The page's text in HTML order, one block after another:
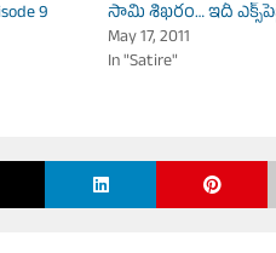
9
సామి శిఖరం… ఇదీ
May 17, 2011
In "Satire"